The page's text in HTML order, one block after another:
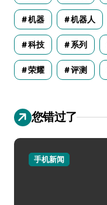
机器 机器人
科技 系列
荣耀 评测
您错过了
手机新闻